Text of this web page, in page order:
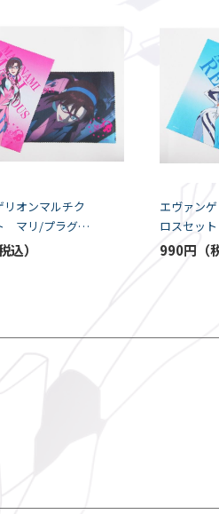
リオンマルチク
マリ/プラグス
）
エヴァン
ロスセッ
ーツ（K5-
990円